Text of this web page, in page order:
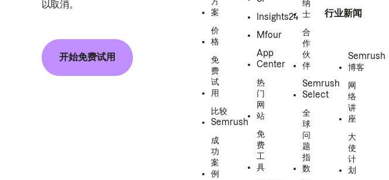
以取消。
开始免费试用
案
价
格
免
费
试
用
比较
Semrush
成
功
案
例
Insights24
Mfour
App
Center
热
门
网
站
免
费
工
具
纳
士
合
作
伙
伴
Semrush
Select
全
球
问
题
指
数
行业新闻
Semrush
博客
网
络
讲
座
大
使
计
划